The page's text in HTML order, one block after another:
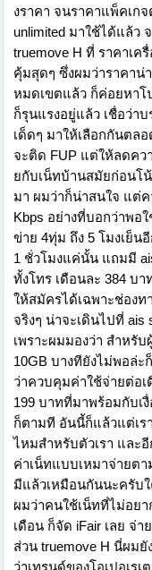
งราคา จนราคาแพ็คเก
unlimited มาใช้ได้แล้ว
truemove H ที่ ราคาเค
คุ้มสุดๆ ซึ่งผมว่าราคาน่
หมดเขตแล้ว ก็ค่อยหาโ
ก็รุนแรงอยู่แล้ว เชื่อว่าบ
เด็ดๆ มาให้เลือกกันตล
จะติด FUP แต่ให้ลดคว
ยกับเน็ทบ้านสมัยก่อนโ
มา ผมว่าก็น่าสนใจ แต่ค
Kbps อย่างที่บอกว่าพอ
ข่าย 4ทุ่ม ถึง 5 โมงเย็
1 ชั่วโมงแค่นั้น แถมมี
ทั้งโทร เดือนละ 384 บ
ให้สมัครได้เฉพาะช่อง
จริงๆ น่าจะเดินไปที่ ais
เพราะผมมองว่า สำหรั
10GB บางทียังไม่พอล่ะ
ว่าควบคุมค่าใช้จ่ายต่อ
199 บาทที่มาพร้อมกับเ
ก็ตามที อันนี้ก็แล้วแต่เร
ไหมสำหรับตัวเรา และ
ค่าเน็ทแบบเหมาจ่ายตา
มีแล้วเหมือนกันนะครับ
ผมว่าคนใช้เน็ทที่ไม่อยา
เดือน ก็จัด iFair เลย จ่
ส่วน truemove H นี่ผม
ว่าเทรนด์ของโอเปอเร